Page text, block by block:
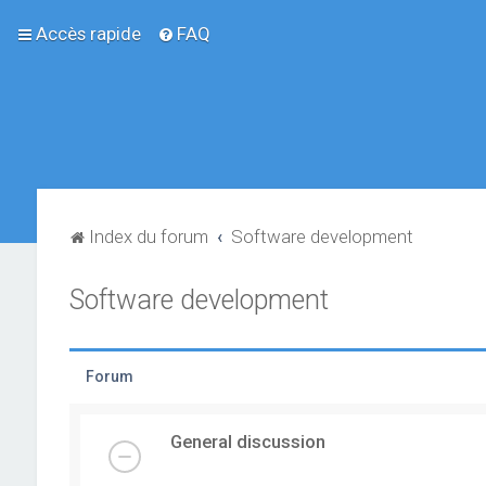
Accès rapide FAQ
Index du forum Software development
Software development
Forum
General discussion